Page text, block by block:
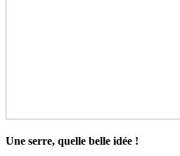
Une serre, quelle belle idée !